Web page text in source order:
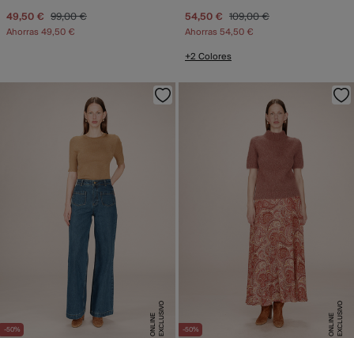
49,50 € 99,00 €
Ahorras49,50 €
54,50 € 109,00 €
Ahorras54,50 €
+2 Colores
-50% E
X
C
L
U
SI
V
O
O
N
LI
N
E -50% E
X
C
L
U
SI
V
O
O
N
LI
N
E